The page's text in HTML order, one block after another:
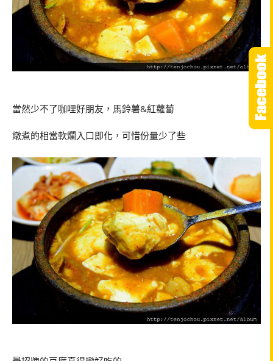
當然少不了咖哩好朋友，馬鈴薯&紅蘿蔔
燉煮的相當軟爛入口即化，可惜份量少了些